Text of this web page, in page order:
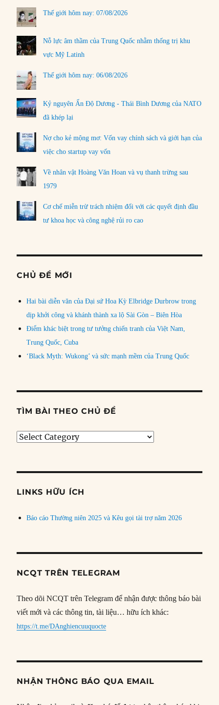
Thế giới hôm nay: 07/08/2026
Nỗ lực âm thầm của Trung Quốc nhằm thống trị khu
vực Mỹ Latinh
Thế giới hôm nay: 06/08/2026
Kỷ nguyên Ấn Độ Dương - Thái Bình Dương của NATO
đã khép lại
Nợ cho kẻ mộng mơ: Vốn vay chính sách và giới hạn của
việc cho startup vay vốn
Về nhân vật Hoàng Văn Hoan và vụ thanh trừng sau
1979
Cơ chế miễn trừ trách nhiệm đối với các quyết định đầu
tư khoa học và công nghệ rủi ro cao
CHỦ ĐỀ MỚI
Hai bài diễn văn của Đại sứ Hoa Kỳ Elbridge Durbrow trong
dịp khởi công và khánh thành xa lộ Sài Gòn – Biên Hòa
Điểm khác biệt trong tư tưởng chiến tranh của Việt Nam,
Trung Quốc, Cuba
‘Black Myth: Wukong’ và sức mạnh mềm của Trung Quốc
TÌM BÀI THEO CHỦ ĐỀ
Tìm
đề
LINKS HỮU ÍCH
Báo cáo Thường niên 2025 và Kêu gọi tài trợ năm 2026
NCQT TRÊN TELEGRAM
Theo dõi NCQT trên Telegram để nhận được thông báo bài
viết mới và các thông tin, tài liệu… hữu ích khác:
https://t.me/DAnghiencuuquocte
NHẬN THÔNG BÁO QUA EMAIL